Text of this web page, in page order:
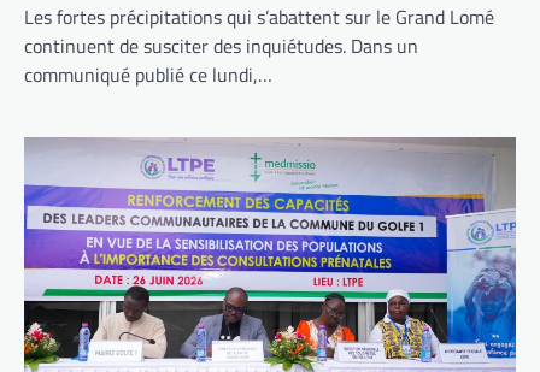
Les fortes précipitations qui s’abattent sur le Grand Lomé
continuent de susciter des inquiétudes. Dans un
communiqué publié ce lundi,…